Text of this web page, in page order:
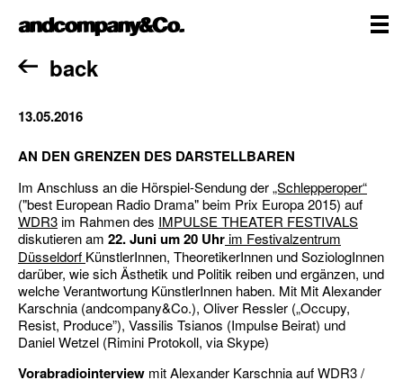
to
andcompany&Co
Home
back
13.05.2016
AN DEN GRENZEN DES DARSTELLBAREN
Im Anschluss an die Hörspiel-Sendung der„Schlepperoper“
("best European Radio Drama" beim Prix Europa 2015) auf
WDR3im Rahmen des IMPULSE THEATER FESTIVALS
diskutieren am 22. Juni um 20 Uhrim Festivalzentrum
Düsseldorf KünstlerInnen, TheoretikerInnen und SoziologInnen
darüber, wie sich Ästhetik und Politik reiben und ergänzen, und
welche Verantwortung KünstlerInnen haben. Mit Mit Alexander
Karschnia (andcompany&Co.), Oliver Ressler („Occupy,
Resist, Produce”), Vassilis Tsianos (Impulse Beirat) und
Daniel Wetzel (Rimini Protokoll, via Skype)
Vorabradiointerview mit Alexander Karschnia auf WDR3 /